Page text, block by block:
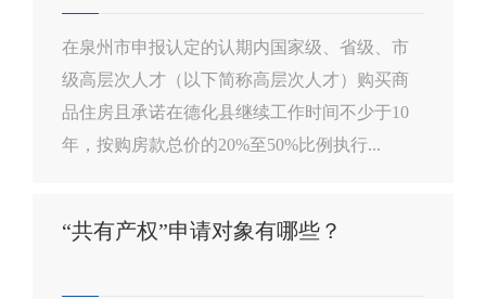
在泉州市申报认定的认期内国家级、省级、市
级高层次人才（以下简称高层次人才）购买商
品住房且承诺在德化县继续工作时间不少于10
年，按购房款总价的20%至50%比例执行...
“共有产权”申请对象有哪些？